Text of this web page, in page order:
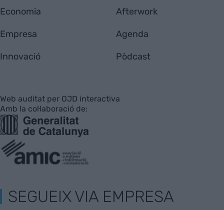
Economia
Empresa
Innovació
Afterwork
Agenda
Pòdcast
Web auditat per OJD interactiva
Amb la col·laboració de:
SEGUEIX VIA EMPRESA